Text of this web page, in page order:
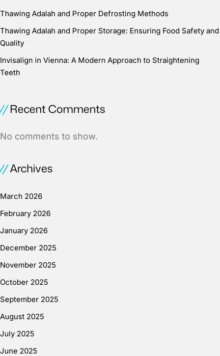
Thawing Adalah and Proper Defrosting Methods
Thawing Adalah and Proper Storage: Ensuring Food Safety and
Quality
Invisalign in Vienna: A Modern Approach to Straightening
Teeth
Recent Comments
No comments to show.
Archives
March 2026
February 2026
January 2026
December 2025
November 2025
October 2025
September 2025
August 2025
July 2025
June 2025